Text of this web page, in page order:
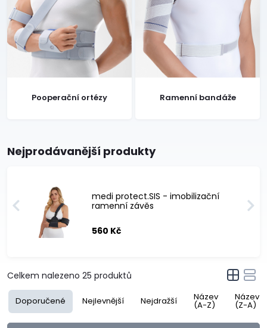
Pooperační ortézy Ramenní bandáže
Nejprodávanější produkty
medi protect.SIS - imobilizační
ramenní závěs
560 Kč
Celkem nalezeno 25 produktů
Doporučené Nejlevnější Nejdražší Název
(A-Z)
Název
(Z-A)